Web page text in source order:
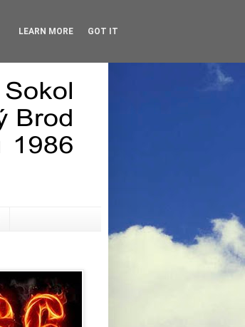
LEARN MORE GOT IT